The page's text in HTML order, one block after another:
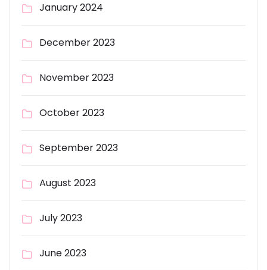
January 2024
December 2023
November 2023
October 2023
September 2023
August 2023
July 2023
June 2023